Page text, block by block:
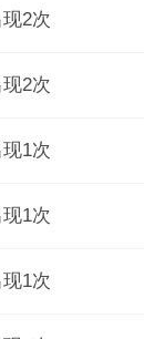
现2次
现2次
现1次
现1次
现1次